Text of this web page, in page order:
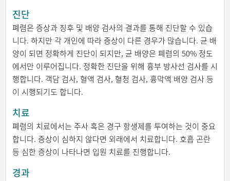
진단
폐렴은 증상과 징후 및 배양 검사의 결과를 통해 진단할 수 있습
니다. 하지만 각 개인에 따라 증상이 다른 경우가 많습니다. 균 배
양이 되면 정확하게 진단이 되지만, 균 배양은 폐렴의 50% 정도
에서만 이루어집니다. 정확한 진단을 위해 흉부 방사선 검사를 시
행합니다. 객담 검사, 혈액 검사, 혈청 검사, 흉막액 배양 검사 등
이 시행되기도 합니다.
치료
폐렴의 치료에서는 주사 혹은 경구 항생제를 투여하는 것이 중요
합니다. 증상이 심하지 않다면 외래에서 치료합니다. 호흡 곤란
등 심한 증상이 나타나면 입원 치료를 진행합니다.
경과